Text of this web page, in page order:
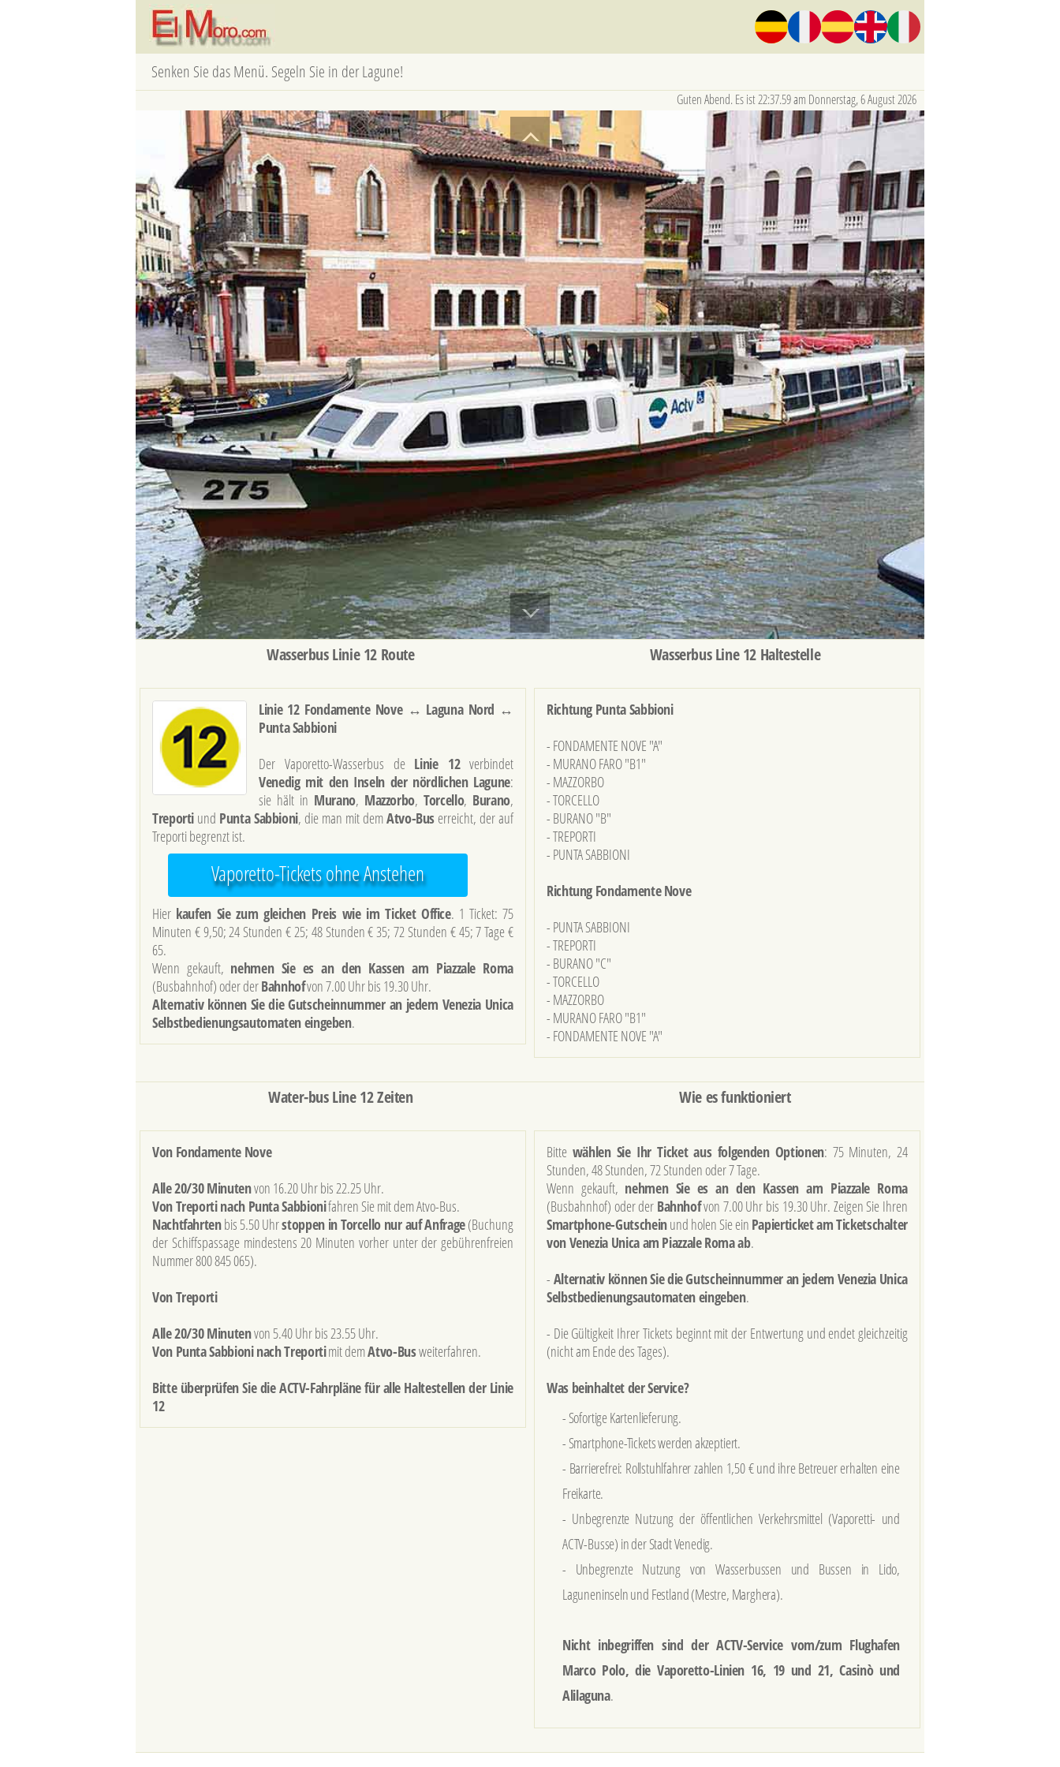
Senken Sie das Menü. Segeln Sie in der Lagune!
Guten Abend. Es ist 22:37.59 am Donnerstag, 6 August 2026
Wasserbus Linie 12 Route
Linie 12 Fondamente Nove ↔ Laguna Nord ↔
Punta Sabbioni
Der Vaporetto-Wasserbus de Linie 12verbindet
Venedig mit den Inseln der nördlichen Lagune:
sie hält in Murano, Mazzorbo,Torcello, Burano,
Treporti und Punta Sabbioni, die man mit demAtvo-Bus erreicht, der auf
Treporti begrenzt ist.
Vaporetto-Tickets ohne Anstehen
Hier kaufen Sie zum gleichen Preis wie im Ticket Office. 1 Ticket: 75
Minuten € 9,50; 24 Stunden € 25; 48 Stunden € 35; 72 Stunden € 45; 7 Tage €
65.
Wenn gekauft, nehmen Sie es an den Kassen am Piazzale Roma
(Busbahnhof) oder derBahnhofvon 7.00 Uhr bis 19.30 Uhr.
Alternativ können Sie die Gutscheinnummer an jedem Venezia Unica
Selbstbedienungsautomaten eingeben.
Wasserbus Line 12 Haltestelle
Richtung Punta Sabbioni
- FONDAMENTE NOVE "A"
- MURANO FARO "B1"
- MAZZORBO
- TORCELLO
- BURANO "B"
- TREPORTI
- PUNTA SABBIONI
Richtung Fondamente Nove
- PUNTA SABBIONI
- TREPORTI
- BURANO "C"
- TORCELLO
- MAZZORBO
- MURANO FARO "B1"
- FONDAMENTE NOVE "A"
Water-bus Line 12 Zeiten
Von Fondamente Nove
Alle 20/30 Minutenvon 16.20 Uhr bis 22.25 Uhr.
Von Treporti nach Punta Sabbionifahren Sie mit dem Atvo-Bus.
Nachtfahrtenbis 5.50 Uhrstoppen in Torcello nur auf Anfrage(Buchung
der Schiffspassage mindestens 20 Minuten vorher unter der gebührenfreien
Nummer 800 845 065).
Von Treporti
Alle 20/30 Minutenvon 5.40 Uhr bis 23.55 Uhr.
Von Punta Sabbioni nach Treportimit demAtvo-Busweiterfahren.
Bitte überprüfen Sie die ACTV-Fahrpläne für alle Haltestellen der Linie
12
Wie es funktioniert
Bitte wählen Sie Ihr Ticket aus folgenden Optionen: 75 Minuten, 24
Stunden, 48 Stunden, 72 Stunden oder 7 Tage.
Wenn gekauft, nehmen Sie es an den Kassen am Piazzale Roma
(Busbahnhof) oder der Bahnhofvon 7.00 Uhr bis 19.30 Uhr. Zeigen Sie Ihren
Smartphone-Gutscheinund holen Sie ein Papierticket am Ticketschalter
von Venezia Unica am Piazzale Roma ab.
- Alternativ können Sie die Gutscheinnummer an jedem Venezia Unica
Selbstbedienungsautomaten eingeben.
- Die Gültigkeit Ihrer Tickets beginnt mit der Entwertung und endet gleichzeitig
(nicht am Ende des Tages).
Was beinhaltet der Service?
- Sofortige Kartenlieferung.
- Smartphone-Tickets werden akzeptiert.
- Barrierefrei: Rollstuhlfahrer zahlen 1,50 € und ihre Betreuer erhalten eine
Freikarte.
- Unbegrenzte Nutzung der öffentlichen Verkehrsmittel (Vaporetti- und
ACTV-Busse) in der Stadt Venedig.
- Unbegrenzte Nutzung von Wasserbussen und Bussen in Lido,
Laguneninseln und Festland (Mestre, Marghera).
Nicht inbegriffen sind der ACTV-Service vom/zum Flughafen
Marco Polo, die Vaporetto-Linien 16, 19 und 21, Casinò und
Alilaguna.